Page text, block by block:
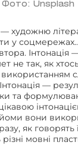
Фото: Unsplash
художню
у
Інтонація
не так, як
—
та
вони
як говорять
мовні